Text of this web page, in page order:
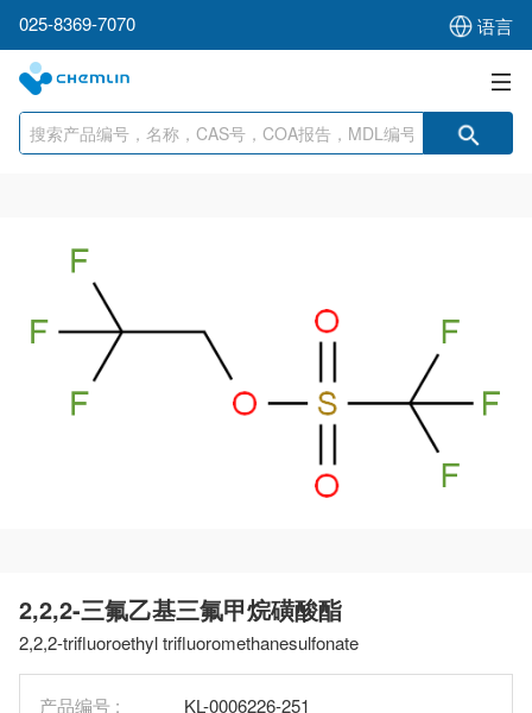
025-8369-7070 语言
2,2,2-三氟乙基三氟甲烷磺酸酯
2,2,2-trifluoroethyl trifluoromethanesulfonate
产品编号 :
KL-0006226-251